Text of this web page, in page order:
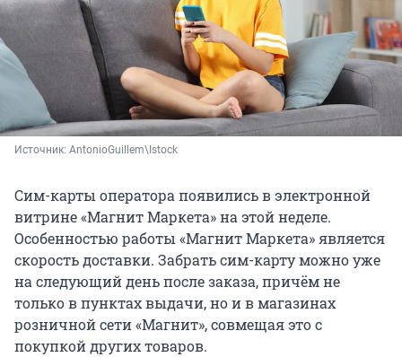
Источник: AntonioGuillem\Istock
Сим-карты оператора появились в электронной
витрине «Магнит Маркета» на этой неделе.
Особенностью работы «Магнит Маркета» является
скорость доставки. Забрать сим-карту можно уже
на следующий день после заказа, причём не
только в пунктах выдачи, но и в магазинах
розничной сети «Магнит», совмещая это с
покупкой других товаров.